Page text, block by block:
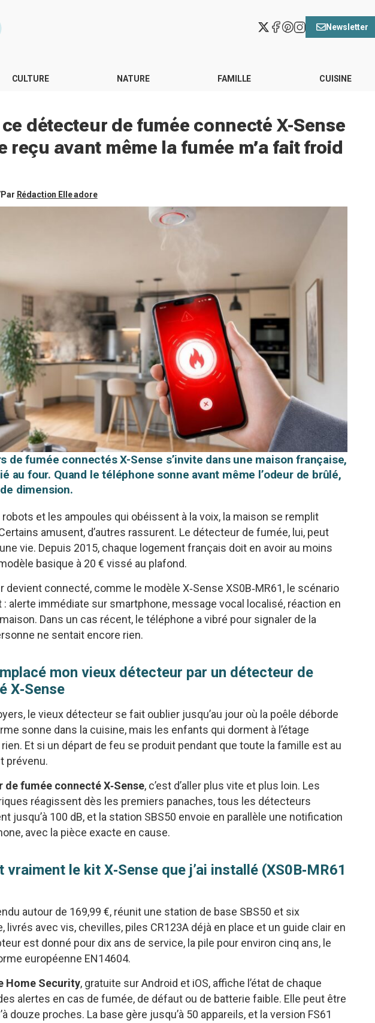
Newsletter
CULTURE NATURE FAMILLE CUISINE
détecteur de fumée connecté X-Sense
reçu avant même la fumée m’a fait froid
Par Rédaction Elle adore
de fumée connectés X-Sense s’invite dans une maison française,
au four. Quand le téléphone sonne avant même l’odeur de brûlé,
dimension.
et les ampoules qui obéissent à la voix, la maison se remplit
amusent, d’autres rassurent. Le détecteur de fumée, lui, peut
vie. Depuis 2015, chaque logement français doit en avoir au moins
basique à 20 € vissé au plafond.
connecté, comme le modèle X‑Sense XS0B‑MR61, le scénario
alerte immédiate sur smartphone, message vocal localisé, réaction en
Dans un cas récent, le téléphone a vibré pour signaler de la
ne sentait encore rien.
mon vieux détecteur par un détecteur de
X‑Sense
le vieux détecteur se fait oublier jusqu’au jour où la poêle déborde
sonne dans la cuisine, mais les enfants qui dorment à l’étage
rien. Et si un départ de feu se produit pendant que toute la famille est au
prévenu.
de fumée connecté X‑Sense, c’est d’aller plus vite et plus loin. Les
réagissent dès les premiers panaches, tous les détecteurs
jusqu’à 100 dB, et la station SBS50 envoie en parallèle une notification
avec la pièce exacte en cause.
le kit X‑Sense que j’ai installé (XS0B‑MR61
autour de 169,99 €, réunit une station de base SBS50 et six
livrés avec vis, chevilles, piles CR123A déjà en place et un guide clair en
est donné pour dix ans de service, la pile pour environ cinq ans, le
européenne EN14604.
Home Security, gratuite sur Android et iOS, affiche l’état de chaque
alertes en cas de fumée, de défaut ou de batterie faible. Elle peut être
douze proches. La base gère jusqu’à 50 appareils, et la version FS61